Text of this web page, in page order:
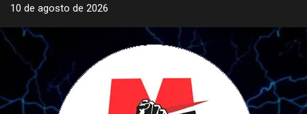
Saltar
contenido
10 de agosto de 2026